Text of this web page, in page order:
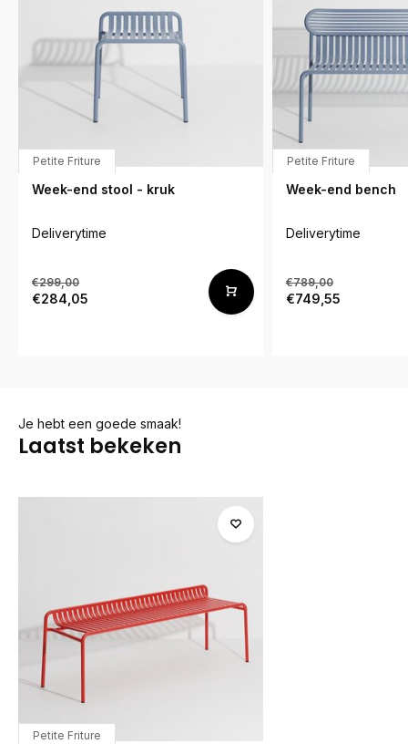
Petite Friture
Week-end stool - kruk
Deliverytime
€299,00
€284,05
Petite Friture
Week-end bench
Deliverytime
€789,00
€749,55
Je hebt een goede smaak!
Laatst bekeken
Petite Friture